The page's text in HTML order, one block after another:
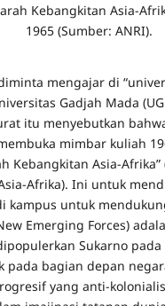
Kebangkitan Asia-
1965 (Sumber: ANRI).
mengajar di
Gadjah Mada
itu menyebutkan
mimbar kuliah
Kebangkitan Asia-Afrika”
Afrika). Ini untuk
kampus untuk
Emerging Forces)
Sukarno pada
pada bagian depan
yang anti-